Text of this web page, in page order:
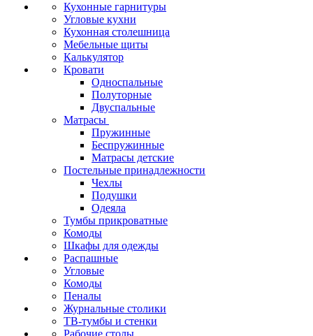
Кухонные гарнитуры
Угловые кухни
Кухонная столешница
Мебельные щиты
Калькулятор
Кровати
Односпальные
Полуторные
Двуспальные
Матрасы
Пружинные
Беспружинные
Матрасы детские
Постельные принадлежности
Чехлы
Подушки
Одеяла
Тумбы прикроватные
Комоды
Шкафы для одежды
Распашные
Угловые
Комоды
Пеналы
Журнальные столики
ТВ‑тумбы и стенки
Рабочие столы